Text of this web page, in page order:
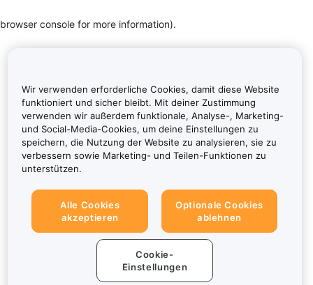
browser console for more information).
Wir verwenden erforderliche Cookies, damit diese Website
funktioniert und sicher bleibt. Mit deiner Zustimmung
verwenden wir außerdem funktionale, Analyse-, Marketing-
und Social-Media-Cookies, um deine Einstellungen zu
speichern, die Nutzung der Website zu analysieren, sie zu
verbessern sowie Marketing- und Teilen-Funktionen zu
unterstützen.
Alle Cookies
akzeptieren
Optionale Cookies
ablehnen
Cookie-
Einstellungen